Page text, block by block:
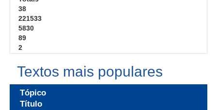
38
221533
5830
89
2
Textos mais populares
Tópico
Título